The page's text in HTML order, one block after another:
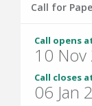
Call for
Call opens
10 Nov
Call closes
06 Jan